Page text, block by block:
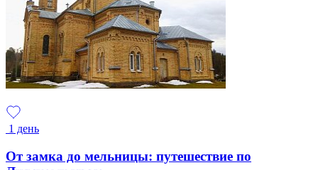
1 день
От замка до мельницы: путешествие по